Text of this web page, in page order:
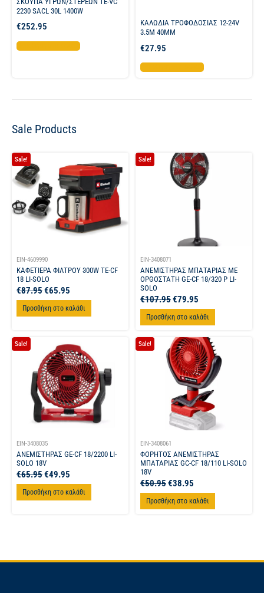
2230 SACL 30L 1400W
€252.95
Προσθήκη στο καλάθι
ΚΑΛΩΔΙΑ ΤΡΟΦΟΔΟΣΙΑΣ 12-24V
3.5M 40MM
€27.95
Προσθήκη στο καλάθι
Sale Products
Sale!
EIN-4609990
ΚΑΦΕΤΙΕΡΑ ΦΙΛΤΡΟΥ 300W TE-CF
18 LI-SOLO
€87.95€65.95
Προσθήκη στο καλάθι
Sale!
EIN-3408071
ΑΝΕΜΙΣΤΗΡΑΣ ΜΠΑΤΑΡΙΑΣ ΜΕ
ΟΡΘΟΣΤΑΤΗ GE-CF 18/320 P LI-
SOLO
€107.95€79.95
Προσθήκη στο καλάθι
Sale!
EIN-3408035
ΑΝΕΜΙΣΤΗΡΑΣ GE-CF 18/2200 LI-
SOLO 18V
€65.95€49.95
Προσθήκη στο καλάθι
Sale!
EIN-3408061
ΦΟΡΗΤΟΣ ΑΝΕΜΙΣΤΗΡΑΣ
ΜΠΑΤΑΡΙΑΣ GC-CF 18/110 LI-SOLO
18V
€50.95€38.95
Προσθήκη στο καλάθι